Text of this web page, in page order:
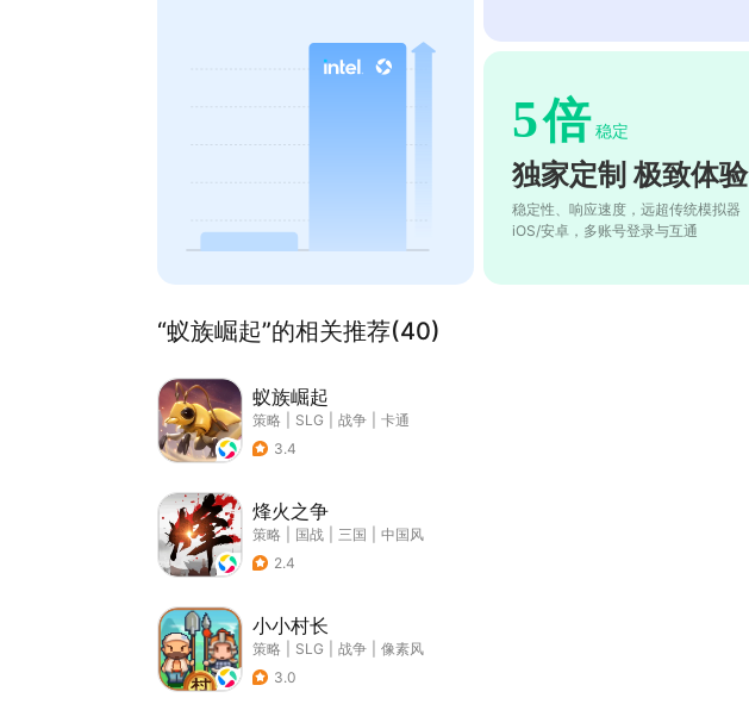
5倍 稳定
独家定制 极致体验
稳定性、响应速度，远超传统模拟器
iOS/安卓，多账号登录与互通
“蚁族崛起”的相关推荐(40)
蚁族崛起
策略 SLG 战争
卡通
3.4
烽火之争
策略 国战 三国
中国风
2.4
小小村长
策略 SLG 战争
像素风
3.0